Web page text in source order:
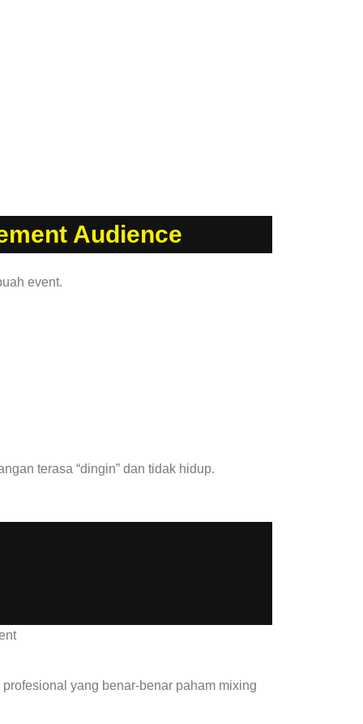
Audience
event.
terasa “dingin” dan tidak hidup.
yang benar-benar paham mixing